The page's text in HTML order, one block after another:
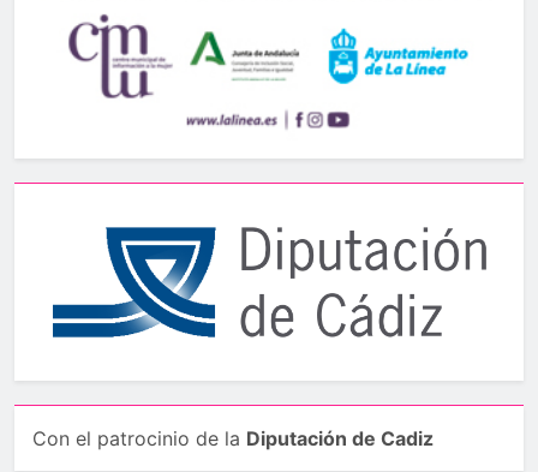
Con el patrocinio de la Diputación de Cadiz